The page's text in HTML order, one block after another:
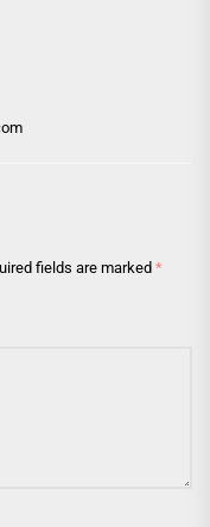
fields are marked *